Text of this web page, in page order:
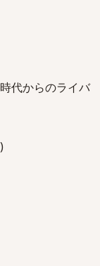
代からのライバ